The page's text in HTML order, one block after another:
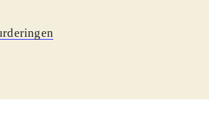
kys til Giraf" vil
Gris graver et hul